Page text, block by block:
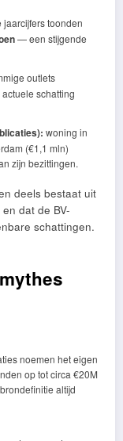
toonden
— een stijgende
outlets
schatting
woning in
(€1,1 mln)
zijn bezittingen.
deels bestaat uit
dat de BV-
schattingen.
noemen het eigen
op tot circa €20M
altijd